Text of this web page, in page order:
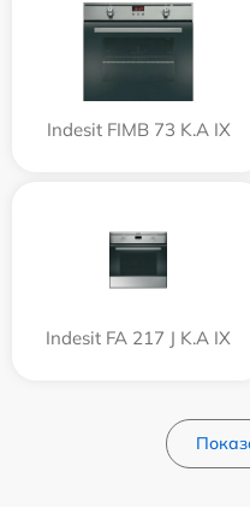
Indesit FIMB 73 K.A IX
Indesit FA 217 J K.A IX